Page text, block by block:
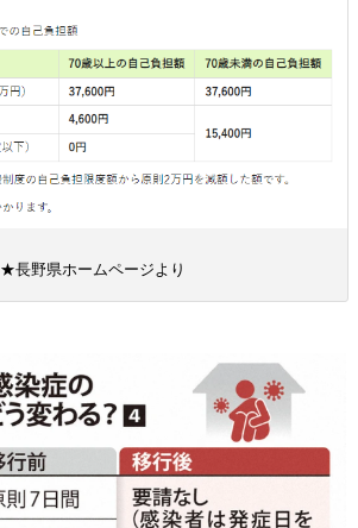
★長野県ホームページより